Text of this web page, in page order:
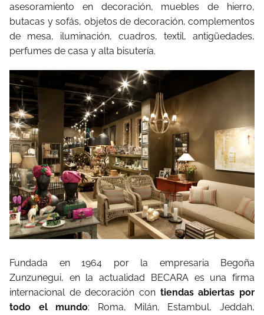
asesoramiento en decoración, muebles de hierro,
butacas y sofás, objetos de decoración, complementos
de mesa, iluminación, cuadros, textil, antigüedades,
perfumes de casa y alta bisutería.
Fundada en 1964 por la empresaria Begoña
Zunzunegui, en la actualidad BECARA es una firma
internacional de decoración con tiendas abiertas por
todo el mundo: Roma, Milán, Estambul, Jeddah,